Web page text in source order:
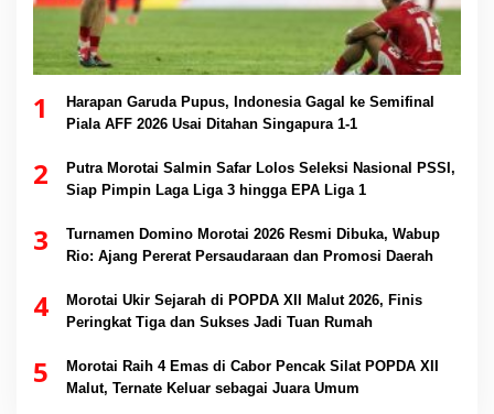
1
Harapan Garuda Pupus, Indonesia Gagal ke Semifinal
Piala AFF 2026 Usai Ditahan Singapura 1-1
2
Putra Morotai Salmin Safar Lolos Seleksi Nasional PSSI,
Siap Pimpin Laga Liga 3 hingga EPA Liga 1
3
Turnamen Domino Morotai 2026 Resmi Dibuka, Wabup
Rio: Ajang Pererat Persaudaraan dan Promosi Daerah
4
Morotai Ukir Sejarah di POPDA XII Malut 2026, Finis
Peringkat Tiga dan Sukses Jadi Tuan Rumah
5
Morotai Raih 4 Emas di Cabor Pencak Silat POPDA XII
Malut, Ternate Keluar sebagai Juara Umum